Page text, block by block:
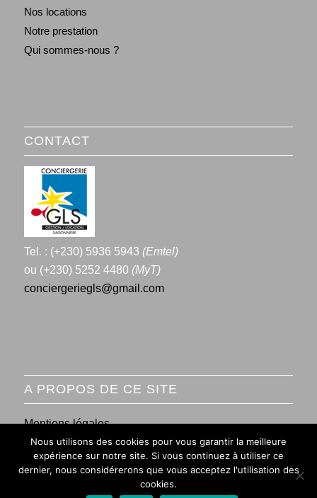
Nos locations
Notre prestation
Qui sommes-nous ?
CONTACT
Tel. : (+230) 5936 5943 (Emtel)
ou (+230) 5252 4480 (MyT)
conciergeriegls@gmail.com
A PROPOS DE CE SITE
Mentions légales
Conditions générales de vente
Nous utilisons des cookies pour vous garantir la meilleure
expérience sur notre site. Si vous continuez à utiliser ce
dernier, nous considérerons que vous acceptez l'utilisation des
cookies.